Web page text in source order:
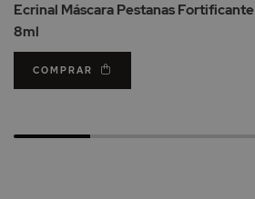
Ecrinal Máscara Pestanas Fortificante
8ml
COMPRAR